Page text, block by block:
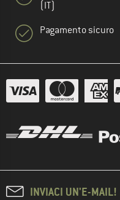
(IT)
Pagamento sicuro
INVIACI UN'E-MAIL!